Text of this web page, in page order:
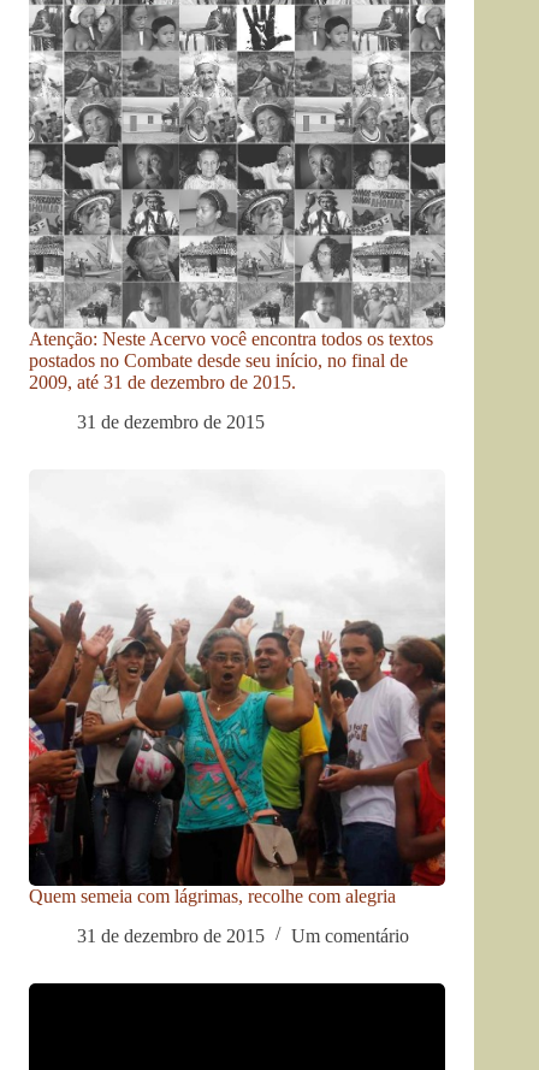
Atenção: Neste Acervo você encontra todos os textos
postados no Combate desde seu início, no final de
2009, até 31 de dezembro de 2015.
31 de dezembro de 2015
Quem semeia com lágrimas, recolhe com alegria
31 de dezembro de 2015
Um comentário